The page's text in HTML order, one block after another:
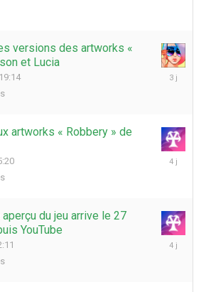
versions des artworks «
et Lucia
jeudi
artworks « Robbery » de
jeudi
aperçu du jeu arrive le 27
YouTube
jeudi